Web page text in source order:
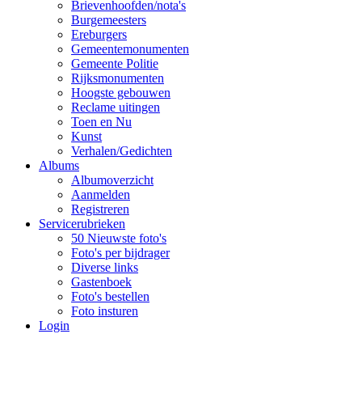
Brievenhoofden/nota's
Burgemeesters
Ereburgers
Gemeentemonumenten
Gemeente Politie
Rijksmonumenten
Hoogste gebouwen
Reclame uitingen
Toen en Nu
Kunst
Verhalen/Gedichten
Albums
Albumoverzicht
Aanmelden
Registreren
Servicerubrieken
50 Nieuwste foto's
Foto's per bijdrager
Diverse links
Gastenboek
Foto's bestellen
Foto insturen
Login